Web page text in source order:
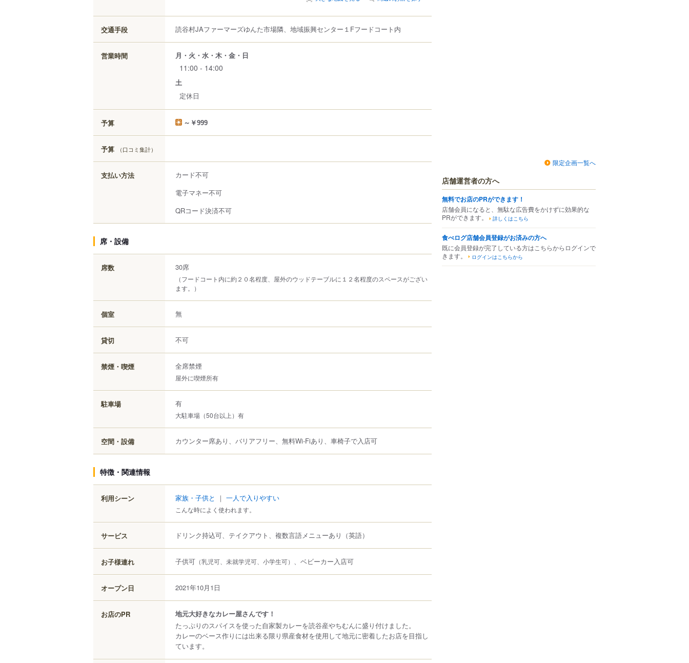
交通手段 読谷村JAファーマーズゆんた市場隣、地域振興センター１Fフードコート内
営業時間 月・火・水・木・金・日
11:00 - 14:00
土
定休日
予算 ～￥999
予算 （口コミ集計）
支払い方法
カード不可
電子マネー不可
QRコード決済不可
席・設備
席数 30席
（フードコート内に約２０名程度、屋外のウッドテーブルに１２名程度のスペースがござい
ます。）
個室 無
貸切 不可
禁煙・喫煙 全席禁煙
屋外に喫煙所有
駐車場 有
大駐車場（50台以上）有
空間・設備 カウンター席あり、バリアフリー、無料Wi-Fiあり、車椅子で入店可
特徴・関連情報
利用シーン 家族・子供と ｜ 一人で入りやすい
こんな時によく使われます。
サービス ドリンク持込可、テイクアウト、複数言語メニューあり（英語）
お子様連れ 子供可 （乳児可、未就学児可、小学生可） 、ベビーカー入店可
オープン日 2021年10月1日
お店のPR
地元大好きなカレー屋さんです！
たっぷりのスパイスを使った自家製カレーを読谷産やちむんに盛り付けました。
カレーのベース作りには出来る限り県産食材を使用して地元に密着したお店を目指し
ています。
限定企画一覧へ
店舗運営者の方へ
無料でお店のPRができます！
店舗会員になると、無駄な広告費をかけずに効果的な
PRができます。
詳しくはこちら
食べログ店舗会員登録がお済みの方へ
既に会員登録が完了している方はこちらからログインで
きます。
ログインはこちらから